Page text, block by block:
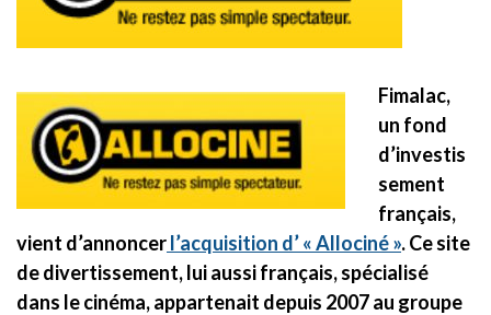
Fimalac,
un fond
d’investis
sement
français,
vient d’annoncerl’acquisition d’ « Allociné ». Ce site
de divertissement, lui aussi français, spécialisé
dans le cinéma, appartenait depuis 2007 au groupe